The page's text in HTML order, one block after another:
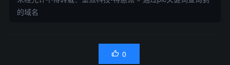
的域名
 0